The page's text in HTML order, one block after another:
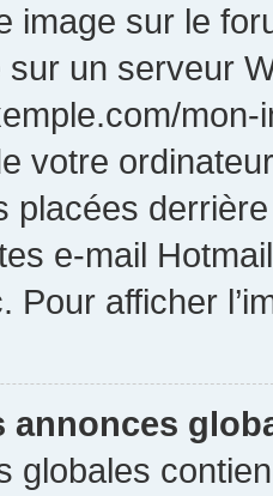
image sur le
sur un serveur
votre
placées
e-mail
Pour afficher
annonces
globales